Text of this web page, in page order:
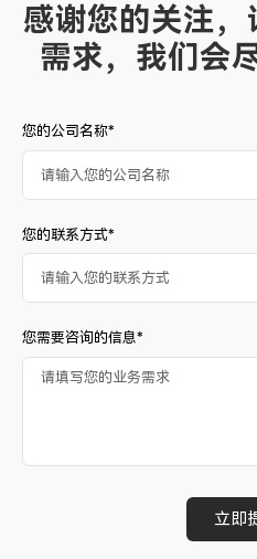
感谢您的关注
需求，我们会
您的公司名称*
您的联系方式*
您需要咨询的信息*
立即